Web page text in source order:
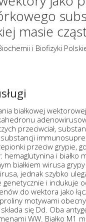
masie
i Biofizyki
białkowej
przeciwciał,
przeciw grypie,
i białko
białkiem wirusa
jednak szybko
i indukuje
do wektora jako
motywami
się Dd. Oba
WW. Białko M1